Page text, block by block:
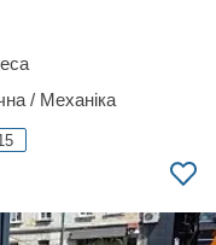
/ Механіка